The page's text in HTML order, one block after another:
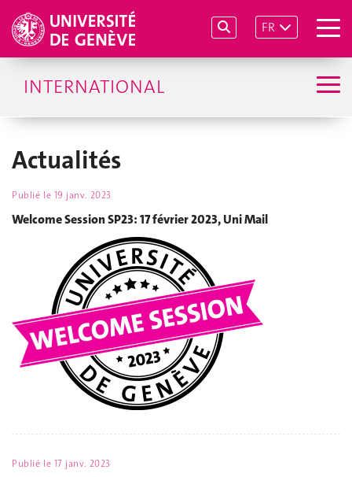
FR
INTERNATIONAL
Actualités
Publié le 19 janv. 2023
Welcome Session SP23: 17 février 2023, Uni Mail
Publié le 17 janv. 2023